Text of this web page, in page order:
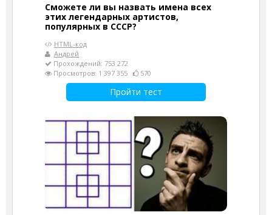
Сможете ли вы назвать имена всех
этих легендарных артистов,
популярных в СССР?
HTML-код
Андрей
Прохождений: 753 272
Просмотров: 1 397 355
570
Пройти тест